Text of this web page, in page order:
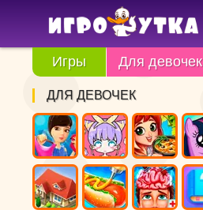
Игры Для девочек
ДЛЯ ДЕВОЧЕК